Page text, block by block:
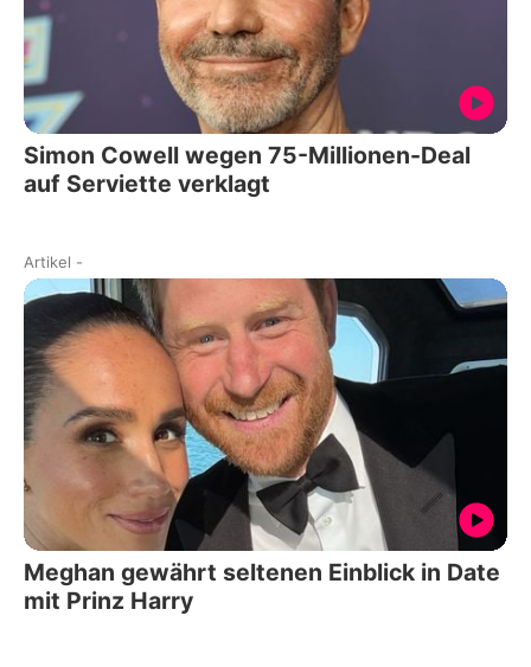
Simon Cowell wegen 75-Millionen-Deal
auf Serviette verklagt
Artikel -
Meghan gewährt seltenen Einblick in Date
mit Prinz Harry